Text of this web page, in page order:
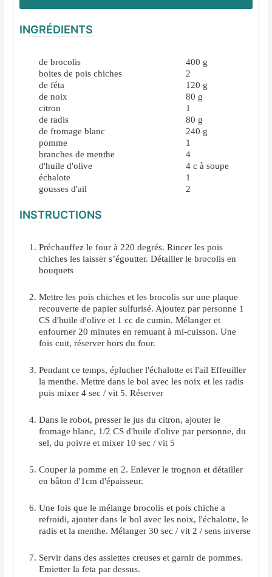
INGRÉDIENTS
de brocolis 400 g
boites de pois chiches
2
de féta
120 g
de noix
80 g
citron
1
de radis
80 g
de fromage blanc
240 g
pomme
1
branches de menthe
4
d'huile d'olive
4 c à soupe
échalote
1
gousses d'ail
2
INSTRUCTIONS
Préchauffez le four à 220 degrés. Rincer les pois
chiches les laisser s’égoutter. Détailler le brocolis en
bouquets
Mettre les pois chiches et les brocolis sur une plaque
recouverte de papier sulfurisé. Ajoutez par personne 1
CS d'huile d'olive et 1 cc de cumin. Mélanger et
enfourner 20 minutes en remuant à mi-cuisson. Une
fois cuit, réserver hors du four.
Pendant ce temps, éplucher l'échalotte et l'ail Effeuiller
la menthe. Mettre dans le bol avec les noix et les radis
puis mixer 4 sec / vit 5. Réserver
Dans le robot, presser le jus du citron, ajouter le
fromage blanc, 1/2 CS d'huile d'olive par personne, du
sel, du poivre et mixer 10 sec / vit 5
Couper la pomme en 2. Enlever le trognon et détailler
en bâton d'1cm d'épaisseur.
Une fois que le mélange brocolis et pois chiche a
refroidi, ajouter dans le bol avec les noix, l'échalotte, le
radis et la menthe. Mélanger 30 sec / vit 2 / sens inverse
Servir dans des assiettes creuses et garnir de pommes.
Emietter la feta par dessus.